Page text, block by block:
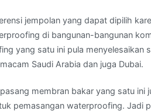
jempolan yang dapat dipilih
di bangunan-bangunan
yang satu ini pula menyelesaikan
Saudi Arabia dan juga Dubai.
membran bakar yang satu ini
pemasangan waterproofing. Jadi